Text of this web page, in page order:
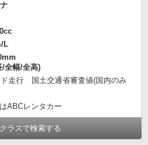
L
/全幅/全高)
ド走行 国土交通省審査値(国内のみ
ABCレンタカー
ラスで検索する